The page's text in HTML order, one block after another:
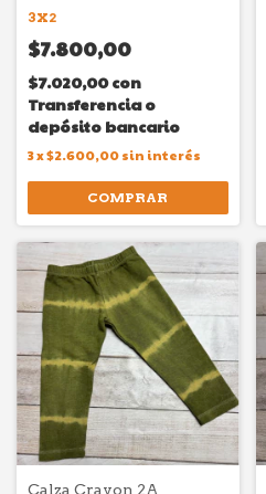
3X2
$7.800,00
$7.020,00con
Transferencia o
depósito bancario
3x$2.600,00sin interés
COMPRAR
Calza Crayon 2A